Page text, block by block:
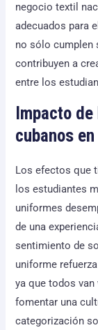
negocio textil
adecuados para
no sólo cumplen
contribuyen a
entre los
Impacto
cubanos
Los efectos que
los estudiantes
uniformes
de una
sentimiento de
uniforme
ya que todos
fomentar una
categorización